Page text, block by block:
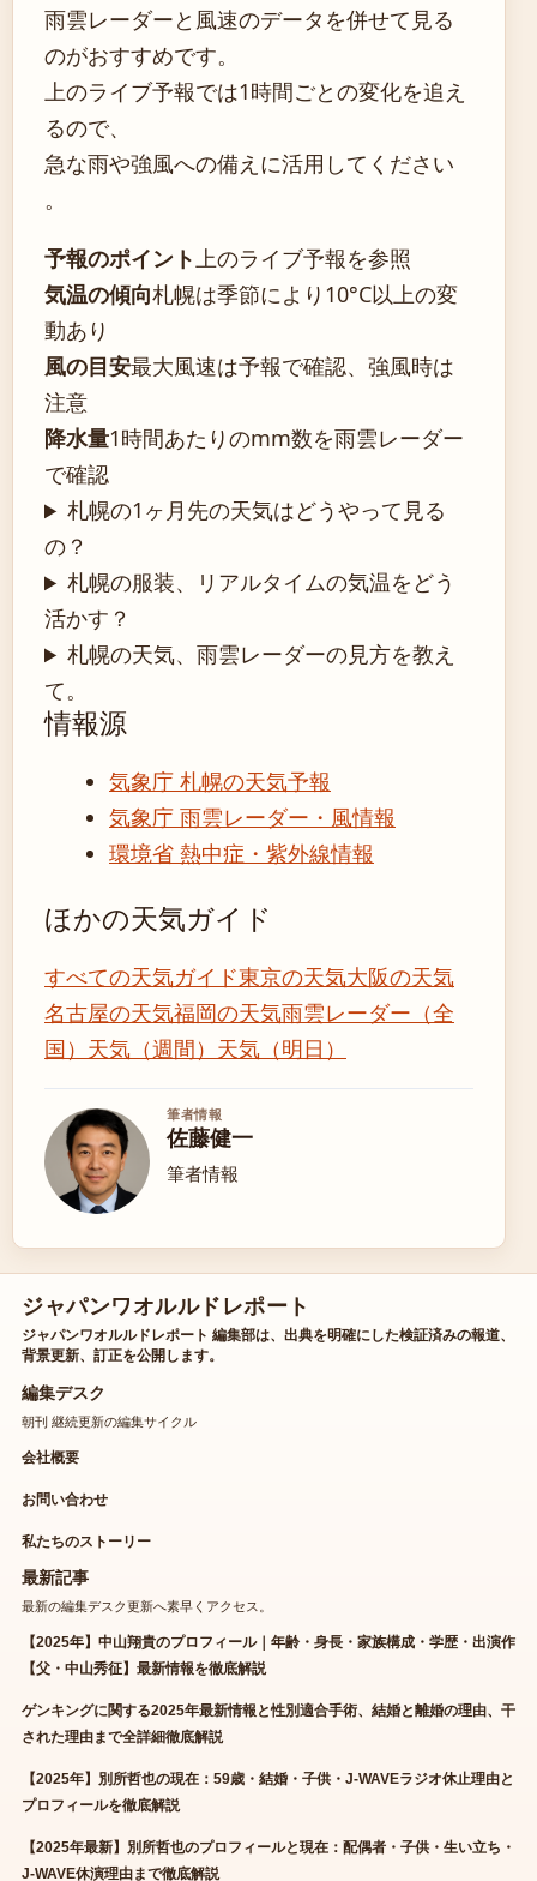
雨雲レーダーと風速のデータを併せて見る
のがおすすめです。
上のライブ予報では1時間ごとの変化を追え
るので、
急な雨や強風への備えに活用してください
。
予報のポイント上のライブ予報を参照
気温の傾向札幌は季節により10°C以上の変
動あり
風の目安最大風速は予報で確認、強風時は
注意
降水量1時間あたりのmm数を雨雲レーダー
で確認
札幌の1ヶ月先の天気はどうやって見る
の？
札幌の服装、リアルタイムの気温をどう
活かす？
札幌の天気、雨雲レーダーの見方を教え
て。
情報源
気象庁 札幌の天気予報
気象庁 雨雲レーダー・風情報
環境省 熱中症・紫外線情報
ほかの天気ガイド
すべての天気ガイド東京の天気大阪の天気
名古屋の天気福岡の天気雨雲レーダー（全
国） 天気（週間） 天気（明日）
筆者情報
佐藤健一
筆者情報
ジャパンワオルルドレポート
ジャパンワオルルドレポート 編集部は、出典を明確にした検証済みの報道、
背景更新、訂正を公開します。
編集デスク
朝刊 継続更新の編集サイクル
会社概要
お問い合わせ
私たちのストーリー
最新記事
最新の編集デスク更新へ素早くアクセス。
【2025年】中山翔貴のプロフィール｜年齢・身長・家族構成・学歴・出演作
【父・中山秀征】最新情報を徹底解説
ゲンキングに関する2025年最新情報と性別適合手術、結婚と離婚の理由、干
された理由まで全詳細徹底解説
【2025年】別所哲也の現在：59歳・結婚・子供・J-WAVEラジオ休止理由と
プロフィールを徹底解説
【2025年最新】別所哲也のプロフィールと現在：配偶者・子供・生い立ち・
J-WAVE休演理由まで徹底解説